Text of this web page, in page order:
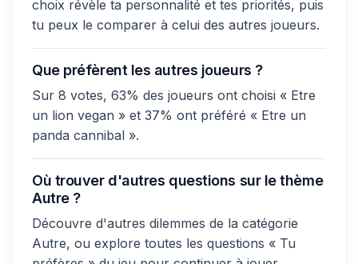
choix révèle ta personnalité et tes priorités, puis
tu peux le comparer à celui des autres joueurs.
Que préfèrent les autres joueurs ?
Sur 8 votes, 63% des joueurs ont choisi « Etre
un lion vegan » et 37% ont préféré « Etre un
panda cannibal ».
Où trouver d'autres questions sur le thème
Autre ?
Découvre d'autres dilemmes de la catégorie
Autre, ou explore toutes les questions « Tu